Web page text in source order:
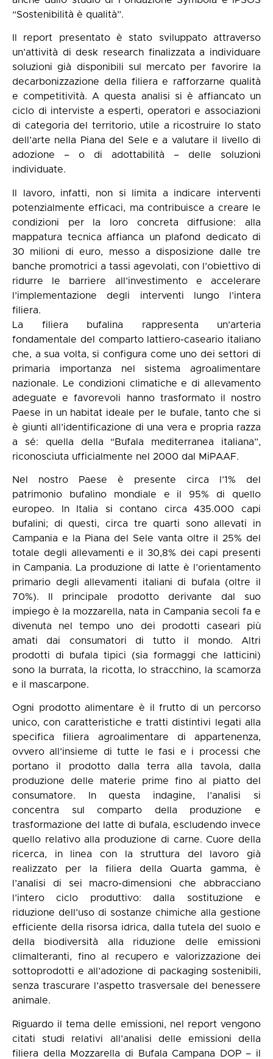
“Sostenibilità è qualità”.
Il report presentato è stato sviluppato attraverso
un’attività di desk research finalizzata a individuare
soluzioni già disponibili sul mercato per favorire la
decarbonizzazione della filiera e rafforzarne qualità
e competitività. A questa analisi si è affiancato un
ciclo di interviste a esperti, operatori e associazioni
di categoria del territorio, utile a ricostruire lo stato
dell’arte nella Piana del Sele e a valutare il livello di
adozione – o di adottabilità – delle soluzioni
individuate.
Il lavoro, infatti, non si limita a indicare interventi
potenzialmente efficaci, ma contribuisce a creare le
condizioni per la loro concreta diffusione: alla
mappatura tecnica affianca un plafond dedicato di
30 milioni di euro, messo a disposizione dalle tre
banche promotrici a tassi agevolati, con l’obiettivo di
ridurre le barriere all’investimento e accelerare
l’implementazione degli interventi lungo l’intera
filiera.
La filiera bufalina rappresenta un’arteria
fondamentale del comparto lattiero-caseario italiano
che, a sua volta, si configura come uno dei settori di
primaria importanza nel sistema agroalimentare
nazionale. Le condizioni climatiche e di allevamento
adeguate e favorevoli hanno trasformato il nostro
Paese in un habitat ideale per le bufale, tanto che si
è giunti all’identificazione di una vera e propria razza
a sé: quella della “Bufala mediterranea italiana”,
riconosciuta ufficialmente nel 2000 dal MiPAAF.
Nel nostro Paese è presente circa l’1% del
patrimonio bufalino mondiale e il 95% di quello
europeo. In Italia si contano circa 435.000 capi
bufalini; di questi, circa tre quarti sono allevati in
Campania e la Piana del Sele vanta oltre il 25% del
totale degli allevamenti e il 30,8% dei capi presenti
in Campania. La produzione di latte è l’orientamento
primario degli allevamenti italiani di bufala (oltre il
70%). Il principale prodotto derivante dal suo
impiego è la mozzarella, nata in Campania secoli fa e
divenuta nel tempo uno dei prodotti caseari più
amati dai consumatori di tutto il mondo. Altri
prodotti di bufala tipici (sia formaggi che latticini)
sono la burrata, la ricotta, lo stracchino, la scamorza
e il mascarpone.
Ogni prodotto alimentare è il frutto di un percorso
unico, con caratteristiche e tratti distintivi legati alla
specifica filiera agroalimentare di appartenenza,
ovvero all’insieme di tutte le fasi e i processi che
portano il prodotto dalla terra alla tavola, dalla
produzione delle materie prime fino al piatto del
consumatore. In questa indagine, l’analisi si
concentra sul comparto della produzione e
trasformazione del latte di bufala, escludendo invece
quello relativo alla produzione di carne. Cuore della
ricerca, in linea con la struttura del lavoro già
realizzato per la filiera della Quarta gamma, è
l’analisi di sei macro-dimensioni che abbracciano
l’intero ciclo produttivo: dalla sostituzione e
riduzione dell’uso di sostanze chimiche alla gestione
efficiente della risorsa idrica, dalla tutela del suolo e
della biodiversità alla riduzione delle emissioni
climalteranti, fino al recupero e valorizzazione dei
sottoprodotti e all’adozione di packaging sostenibili,
senza trascurare l’aspetto trasversale del benessere
animale.
Riguardo il tema delle emissioni, nel report vengono
citati studi relativi all’analisi delle emissioni della
filiera della Mozzarella di Bufala Campana DOP – il